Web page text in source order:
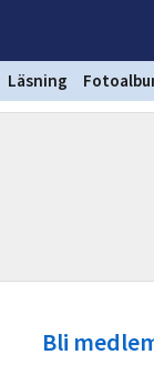
Läsning
Bli